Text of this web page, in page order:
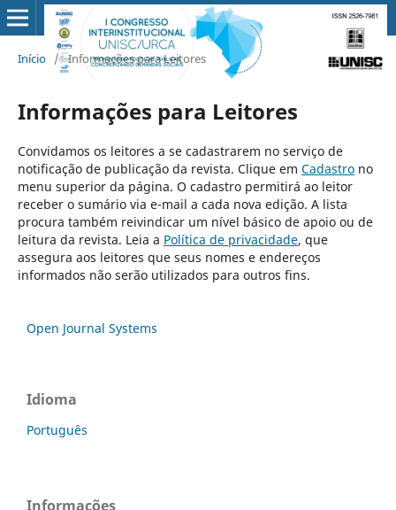
Início / Informações para Leitores
Informações para Leitores
Convidamos os leitores a se cadastrarem no serviço de
notificação de publicação da revista. Clique em Cadastrono
menu superior da página. O cadastro permitirá ao leitor
receber o sumário via e-mail a cada nova edição. A lista
procura também reivindicar um nível básico de apoio ou de
leitura da revista. Leia a Política de privacidade, que
assegura aos leitores que seus nomes e endereços
informados não serão utilizados para outros fins.
Open Journal Systems
Idioma
Português
Informações